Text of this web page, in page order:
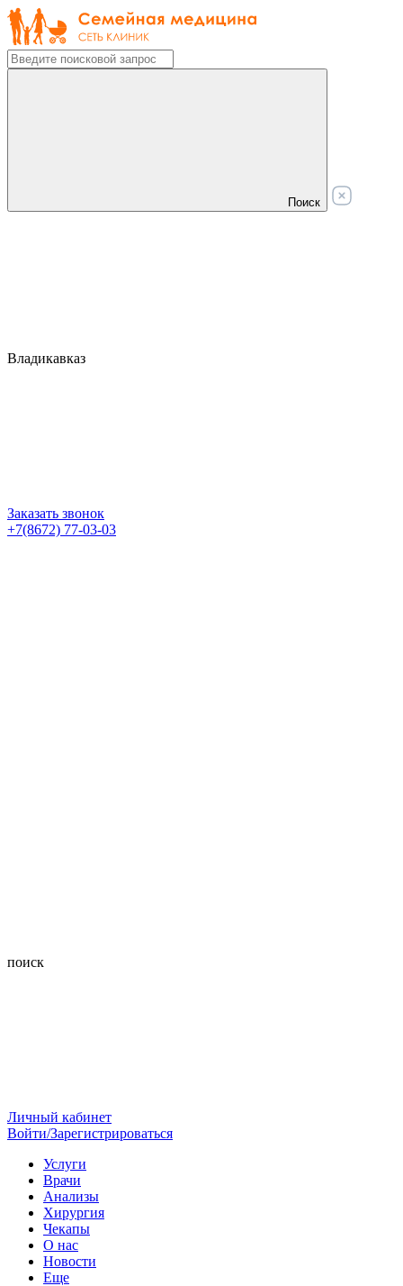
Поиск
Владикавказ
Заказать звонок
+7(8672) 77-03-03
поиск
Личный кабинет
Войти/Зарегистрироваться
Услуги
Врачи
Анализы
Хирургия
Чекапы
О нас
Новости
Еще